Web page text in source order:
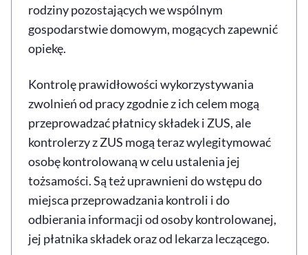
rodziny pozostających we wspólnym
gospodarstwie domowym, mogących zapewnić
opiekę.
Kontrolę prawidłowości wykorzystywania
zwolnień od pracy zgodnie z ich celem mogą
przeprowadzać płatnicy składek i ZUS, ale
kontrolerzy z ZUS mogą teraz wylegitymować
osobę kontrolowaną w celu ustalenia jej
tożsamości. Są też uprawnieni do wstępu do
miejsca przeprowadzania kontroli i do
odbierania informacji od osoby kontrolowanej,
jej płatnika składek oraz od lekarza leczącego.